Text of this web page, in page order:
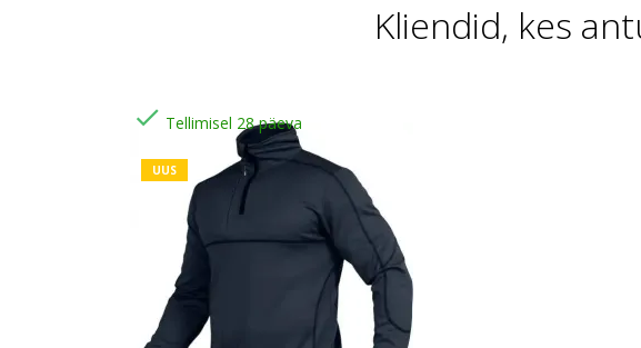
Kliendid, kes
 Tellimisel 28 päeva
UUS